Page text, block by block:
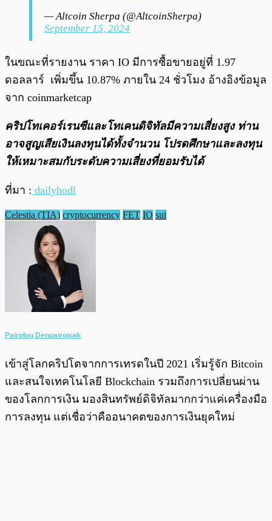
— Altcoin Sherpa (@AltcoinSherpa)
September 15, 2024
ในขณะที่รายงาน ราคา IO มีการซื้อขายอยู่ที่ 1.97
ดอลลาร์ เพิ่มขึ้น 10.87% ภายใน 24 ชั่วโมง อ้างอิงข้อมูล
จาก coinmarketcap
คริปโทเคอร์เรนซีและโทเคนดิจิทัลมีความเสี่ยงสูง ท่าน
อาจสูญเสียเงินลงทุนได้ทั้งจํานวน โปรดศึกษาและลงทุน
ให้เหมาะสมกับระดับความเสี่ยงที่ยอมรับได้
ที่มา : dailyhodl
Celestia (TIA) cryptocurrency FET IO sui
Pairploy Denpairojsak
เข้าสู่โลกคริปโตจากการเทรดในปี 2021 เริ่มรู้จัก Bitcoin
และสนใจเทคโนโลยี Blockchain รวมถึงการเปลี่ยนผ่าน
ของโลกการเงิน มองสินทรัพย์ดิจิทัลมากกว่าแค่เครื่องมือ
การลงทุน แต่เชื่อว่าคืออนาคตของการเงินยุคใหม่